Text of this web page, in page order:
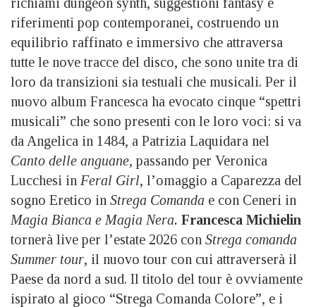
riferimenti pop contemporanei, costruendo un
equilibrio raffinato e immersivo che attraversa
tutte le nove tracce del disco, che sono unite tra di
loro da transizioni sia testuali che musicali. Per il
nuovo album Francesca ha evocato cinque “spettri
musicali” che sono presenti con le loro voci: si va
da Angelica in 1484, a Patrizia Laquidara nel
Canto delle anguane, passando per Veronica
Lucchesi in Feral Girl, l’omaggio a Caparezza del
sogno Eretico in Strega Comanda e con Ceneri in
Magia Bianca e Magia Nera. Francesca Michielin
tornerà live per l’estate 2026 con Strega comanda
Summer tour, il nuovo tour con cui attraverserà il
Paese da nord a sud. Il titolo del tour è ovviamente
ispirato al gioco “Strega Comanda Colore”, e i